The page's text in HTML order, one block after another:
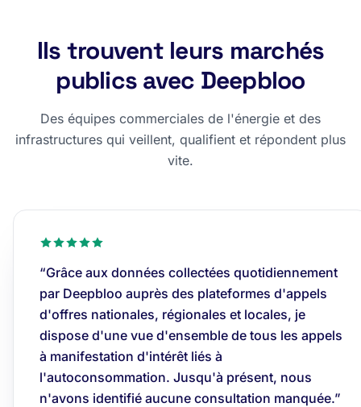
Ils trouvent leurs marchés
publics avec Deepbloo
Des équipes commerciales de l'énergie et des
infrastructures qui veillent, qualifient et répondent plus
vite.
“Grâce aux données collectées quotidiennement
par Deepbloo auprès des plateformes d'appels
d'offres nationales, régionales et locales, je
dispose d'une vue d'ensemble de tous les appels
à manifestation d'intérêt liés à
l'autoconsommation. Jusqu'à présent, nous
n'avons identifié aucune consultation manquée.”